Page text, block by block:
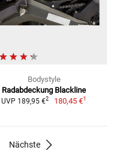
Bodystyle
Radabdeckung Blackline
UVP 189,95 €2 180,45 €1
Nächste